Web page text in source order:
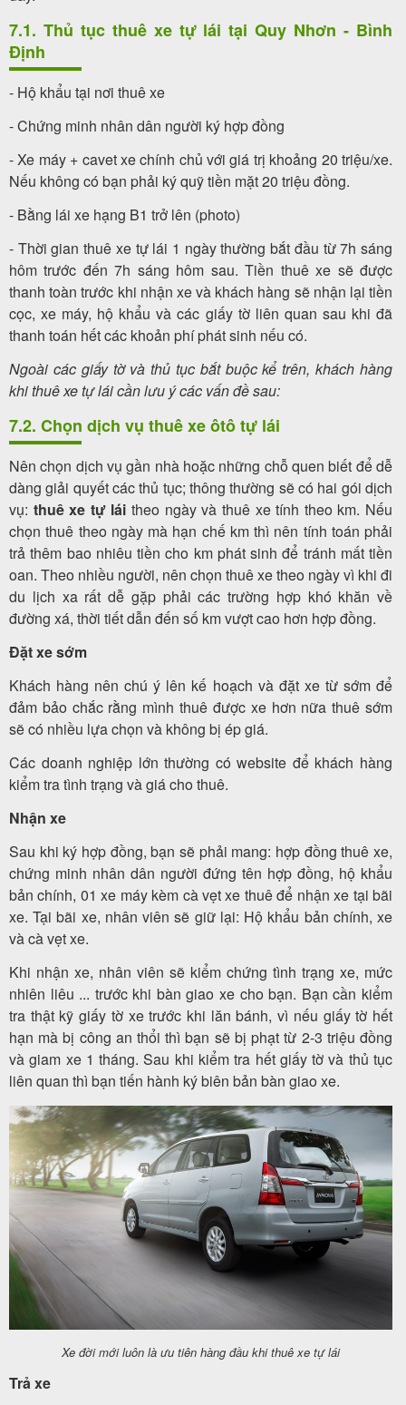
7.1. Thủ tục thuê xe tự lái tại Quy Nhơn - Bình
Định
- Hộ khẩu tại nơi thuê xe
- Chứng minh nhân dân người ký hợp đồng
- Xe máy + cavet xe chính chủ với giá trị khoảng 20 triệu/xe.
Nếu không có bạn phải ký quỹ tiền mặt 20 triệu đồng.
- Bằng lái xe hạng B1 trở lên (photo)
- Thời gian thuê xe tự lái 1 ngày thường bắt đầu từ 7h sáng
hôm trước đến 7h sáng hôm sau. Tiền thuê xe sẽ được
thanh toàn trước khi nhận xe và khách hàng sẽ nhận lại tiền
cọc, xe máy, hộ khẩu và các giấy tờ liên quan sau khi đã
thanh toán hết các khoản phí phát sinh nếu có.
Ngoài các giấy tờ và thủ tục bắt buộc kể trên, khách hàng
khi thuê xe tự lái cần lưu ý các vấn đề sau:
7.2. Chọn dịch vụ thuê xe ôtô tự lái
Nên chọn dịch vụ gần nhà hoặc những chỗ quen biết để dễ
dàng giải quyết các thủ tục; thông thường sẽ có hai gói dịch
vụ: thuê xe tự lái theo ngày và thuê xe tính theo km. Nếu
chọn thuê theo ngày mà hạn chế km thì nên tính toán phải
trả thêm bao nhiêu tiền cho km phát sinh để tránh mất tiền
oan. Theo nhiều người, nên chọn thuê xe theo ngày vì khi đi
du lịch xa rất dễ gặp phải các trường hợp khó khăn về
đường xá, thời tiết dẫn đến số km vượt cao hơn hợp đồng.
Đặt xe sớm
Khách hàng nên chú ý lên kế hoạch và đặt xe từ sớm để
đảm bảo chắc rằng mình thuê được xe hơn nữa thuê sớm
sẽ có nhiều lựa chọn và không bị ép giá.
Các doanh nghiệp lớn thường có website để khách hàng
kiểm tra tình trạng và giá cho thuê.
Nhận xe
Sau khi ký hợp đồng, bạn sẽ phải mang: hợp đồng thuê xe,
chứng minh nhân dân người đứng tên hợp đồng, hộ khẩu
bản chính, 01 xe máy kèm cà vẹt xe thuê để nhận xe tại bãi
xe. Tại bãi xe, nhân viên sẽ giữ lại: Hộ khẩu bản chính, xe
và cà vẹt xe.
Khi nhận xe, nhân viên sẽ kiểm chứng tình trạng xe, mức
nhiên liêu ... trước khi bàn giao xe cho bạn. Bạn cần kiểm
tra thật kỹ giấy tờ xe trước khi lăn bánh, vì nếu giấy tờ hết
hạn mà bị công an thổi thì bạn sẽ bị phạt từ 2-3 triệu đồng
và giam xe 1 tháng. Sau khi kiểm tra hết giấy tờ và thủ tục
liên quan thì bạn tiến hành ký biên bản bàn giao xe.
Xe đời mới luôn là ưu tiên hàng đầu khi thuê xe tự lái
Trả xe